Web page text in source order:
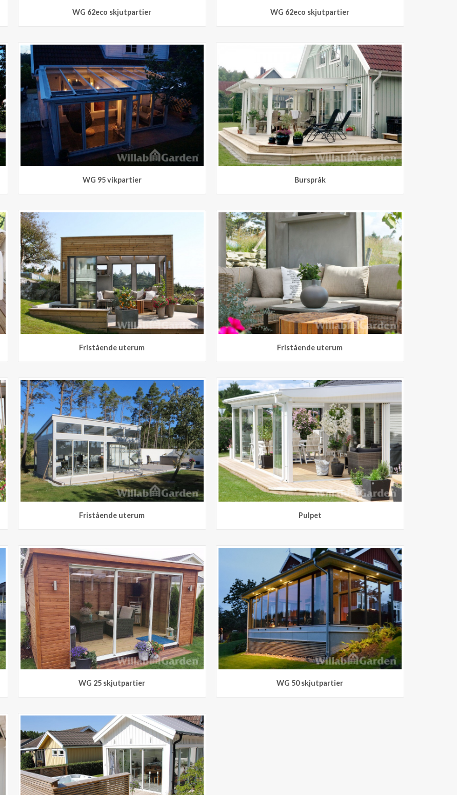
WG 62eco skjutpartier WG 62eco skjutpartier
WG 95 vikpartier Burspråk
Fristående uterum Fristående uterum
Fristående uterum Pulpet
WG 25 skjutpartier WG 50 skjutpartier